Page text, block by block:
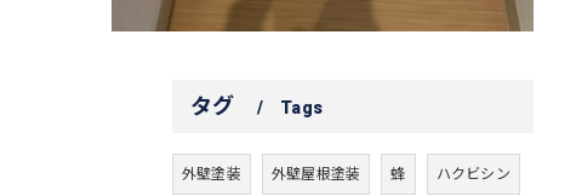
タグ Tags
外壁塗装 外壁屋根塗装 蜂 ハクビシン